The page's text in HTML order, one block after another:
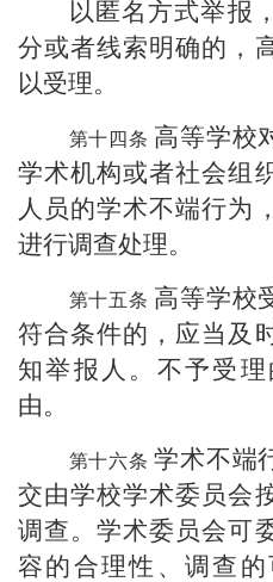
以匿名方式举报
分或者线索明确的，
以受理。
高等学校
学术机构或者社会组
人员的学术不端行为
进行调查处理。
高等学校
符合条件的，应当及
知举报人。不予受
由。
学术不端
交由学校学术委员会
调查。学术委员会可
容的合理性、调查